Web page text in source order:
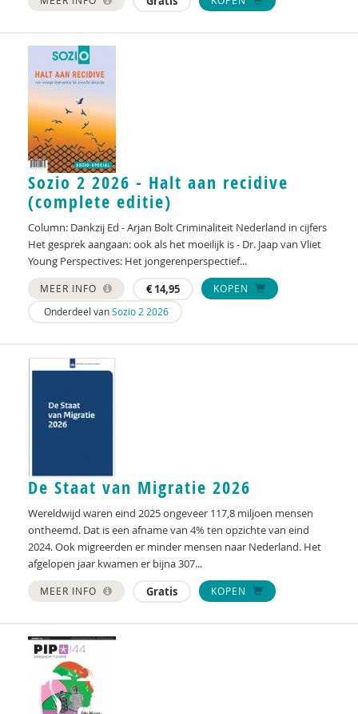
Anja van der Aa
Tessa Aalst
Pauline Aarten
Sandrine Aarts
Marja Aartsen
Yvonne Aartsen
Manja Abrahams
Ido Abram
Nesrien Abu Ghazaleh
Anne Addink
Anne Addink
Kanta Adhin
Marian Adriaansen
Alma Akkerman
Marga Akkerman
Catelijne Akkermans
Channa Al
Alaoui Alaoui
Sozio 2 2026 - Halt aan recidive
(complete editie)
Column: Dankzij Ed - Arjan Bolt Criminaliteit Nederland in cijfers
Het gesprek aangaan: ook als het moeilijk is - Dr. Jaap van Vliet
Young Perspectives: Het jongerenperspectief...
MEER INFO €14,95
KOPEN
Onderdeel vanSozio 2 2026
De Staat van Migratie 2026
Wereldwijd waren eind 2025 ongeveer 117,8 miljoen mensen
ontheemd. Dat is een afname van 4% ten opzichte van eind
2024. Ook migreerden er minder mensen naar Nederland. Het
afgelopen jaar kwamen er bijna 307...
MEER INFO Gratis KOPEN